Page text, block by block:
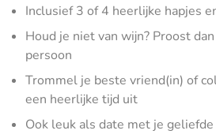
Inclusief 3 of 4 heerlijke hapjes
Houd je niet van wijn? Proost
persoon
Trommel je beste vriend(in) of
een heerlijke tijd uit
Ook leuk als date met je geliefde